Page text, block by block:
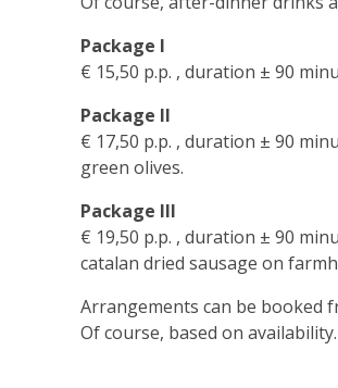
Package I
€ 15,50 p.p. , duration ± 90
Package II
€ 17,50 p.p. , duration ± 90
green olives.
Package III
€ 19,50 p.p. , duration ± 90
catalan dried sausage on
Arrangements can be booked
Of course, based on availability.